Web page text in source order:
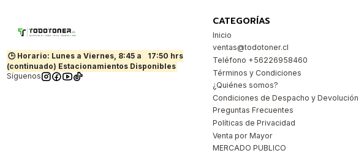
🕒 Horario: Lunes a Viernes, 8:45 a
17:50 hrs
(continuado) Estacionamientos Disponibles
Síguenos
CATEGORÍAS
Inicio
ventas@todotoner.cl
Teléfono +56226958460
Términos y Condiciones
¿Quiénes somos?
Condiciones de Despacho y Devolución
Preguntas Frecuentes
Políticas de Privacidad
Venta por Mayor
MERCADO PUBLICO